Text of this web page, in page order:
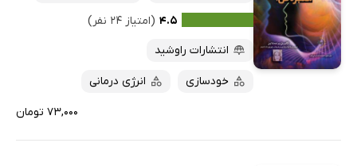
۴.۵ (امتیاز ۲۴ نفر)
انتشارات راوشید
خودسازی انرژی درمانی
۷۳,۰۰۰ تومان